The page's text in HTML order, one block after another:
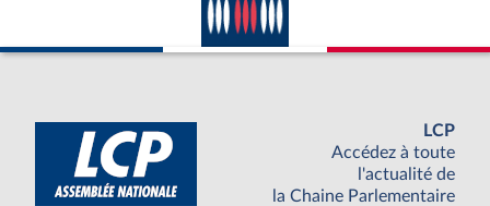
LCP
Accédez à toute
l'actualité de
la Chaine Parlementaire